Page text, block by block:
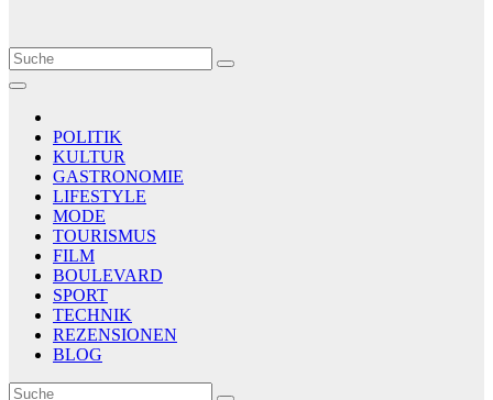
Le Matin
AGENCE DE PRESSE
POLITIK
KULTUR
GASTRONOMIE
LIFESTYLE
MODE
TOURISMUS
FILM
BOULEVARD
SPORT
TECHNIK
REZENSIONEN
BLOG